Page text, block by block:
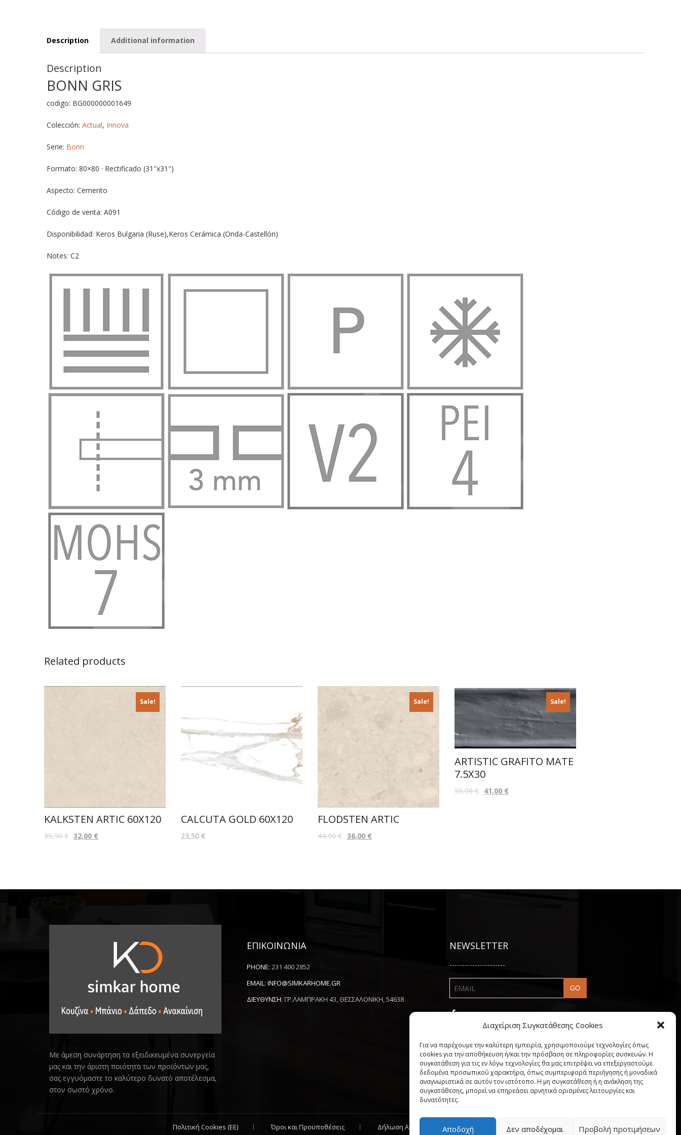
Διαχείριση Συγκατάθεσης Cookies
Για να παρέχουμε την καλύτερη εμπειρία, χρησιμοποιούμε τεχνολογίες όπως
cookies για την αποθήκευση ή/και την πρόσβαση σε πληροφορίες συσκευών. Η
συγκατάθεση για τις εν λόγω τεχνολογίες θα μας επιτρέψει να επεξεργαστούμε
δεδομένα προσωπικού χαρακτήρα, όπως συμπεριφορά περιήγησης ή μοναδικά
αναγνωριστικά σε αυτόν τον ιστότοπο. Η μη συγκατάθεση ή η ανάκληση της
συγκατάθεσης, μπορεί να επηρεάσει αρνητικά ορισμένες λειτουργίες και
δυνατότητες.
Αποδοχή Δεν αποδέχομαι Προβολή προτιμήσεων
Description Additional information
Description
BONN GRIS
codigo: BG000000001649
Colección: Actual, Innova
Serie: Bonn
Formato: 80×80 · Rectificado (31″x31″)
Aspecto: Cemento
Código de venta: A091
Disponibilidad: Keros Bulgaria (Ruse),Keros Cerámica (Onda-Castellón)
Notes: C2
Related products
Sale!
KALKSTEN ARTIC 60X120
39,90€ 32,00 €
CALCUTA GOLD 60X120
23,50 €
Sale!
FLODSTEN ARTIC
44,90€ 36,00 €
Sale!
ARTISTIC GRAFITO MATE
7.5X30
55,00€ 41,00 €
Με άμεση συνάρτηση τα εξειδικευμένα συνεργεία
μας και την άριστη ποιότητα των προϊόντων μας,
σας εγγυόμαστε το καλύτερο δυνατό αποτέλεσμα,
στον σωστό χρόνο.
ΕΠΙΚΟΙΝΩΝΙΑ
PHONE: 231 400 2852
EMAIL: INFO@SIMKARHOME.GR
ΔΙΕΥΘΥΝΣΗ: ΓΡ.ΛΑΜΠΡΑΚΗ 43, ΘΕΣΣΑΛΟΝΙΚΗ, 54638
NEWSLETTER
----------------------
Πολιτική Cookies (ΕΕ) Όροι και Προϋποθέσεις Δήλωση Απορρήτου My account